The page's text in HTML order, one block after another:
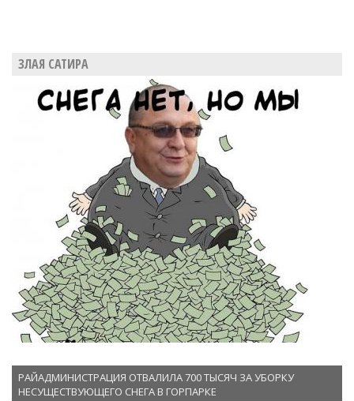
ЗЛАЯ САТИРА
РАЙАДМИНИСТРАЦИЯ ОТВАЛИЛА 700 ТЫСЯЧ ЗА УБОРКУ
НЕСУЩЕСТВУЮЩЕГО СНЕГА В ГОРПАРКЕ